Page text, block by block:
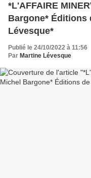
*L'AFFAIRE
Bargone* Éditions
Lévesque*
Publié le 24/10/2022 à 11:56
Par Martine Lévesque